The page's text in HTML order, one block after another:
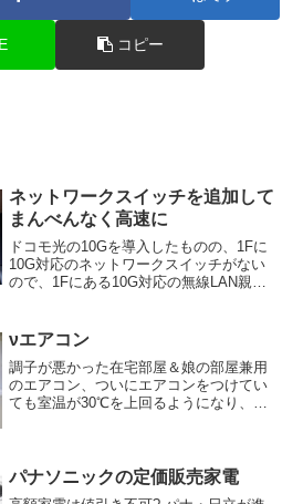
コピー
ネットワークスイッチを追加して
まんべんなく高速に
ドコモ光の10Gを導入したものの、1Fに
10G対応のネットワークスイッチがない
ので、1Fにある10G対応の無線LAN親機
にもネットワークスイッチを追加するこ
とにし...
νエアコン
調子が悪かった在宅部屋＆娘の部屋兼用
のエアコン、ついにエアコンをつけてい
ても室温が30℃を上回るようになり、つ
かダイキンにしようと思...
パナソニックの定価販売家電